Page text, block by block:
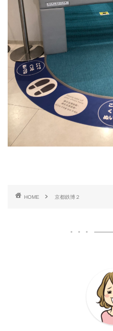
HOME 京都鉄博２